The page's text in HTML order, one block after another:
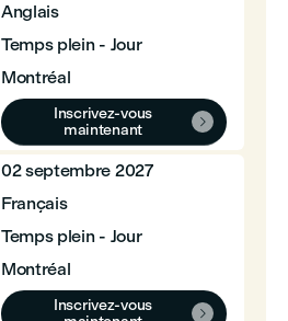
Anglais
Temps plein - Jour
Montréal
Inscrivez-vous
maintenant

02 septembre 2027
Français
Temps plein - Jour
Montréal
Inscrivez-vous
